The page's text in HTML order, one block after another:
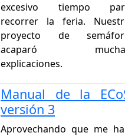
excesivo tiempo
recorrer la feria.
proyecto de
acaparó
explicaciones.
Manual de la
versión 3
Aprovechando que me